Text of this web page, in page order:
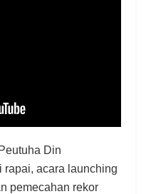
Din
rapai, acara launching
pemecahan rekor